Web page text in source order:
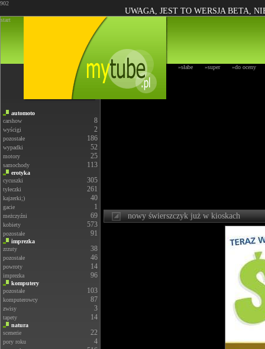
902
UWAGA, JEST TO WERSJA BETA,
start
»słabe »super »do oceny
automoto
carshow
8
wyścigi 2
pozostałe 186
wypadki 52
motory 25
samochody 113
erotyka
cycuszki
305
tyłeczki 261
kajzerki;) 40
gacie 1
meżczyźni 69
kobiety 573
pozostałe 91
imprezka
zrzuty
38
pozostałe 46
powroty 14
imprezka 96
komputery
pozostałe
103
komputerowcy 87
zwisy 3
tapety 14
natura
scenerie
22
pory roku 4
nowy świerszczyk już w kioskach